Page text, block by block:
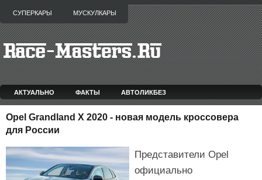
СУПЕРКАРЫ МУСКУЛКАРЫ
АКТУАЛЬНО ФАКТЫ АВТОЛИКБЕЗ
Opel Grandland X 2020 - новая модель кроссовера
для России
Представители Opel
официально